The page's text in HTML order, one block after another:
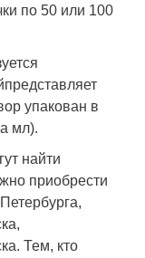
по 50 или 100
упакован в
мл).
найти
приобрести
Тем, кто